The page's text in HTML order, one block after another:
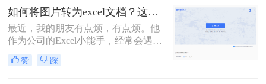
格却有些棘手。转换后的效果惨不忍
睹，还要一行一行进行数据核对，还
不如手动输入。今天给各位小伙伴分
享怎么把图片转成excel文档格式？操
作起来很快捷方便，只需几个步骤即
可实现免费图片转表格的功能。
如何将图片转为excel文档？这个方法赶紧收藏下来
最近，我的朋友有点烦，有点烦。他
作为公司的Excel小能手，经常会遇到
同事发Excel表过来咨询的情况。他们
的口头禅通常都是：“大神，大神，
赞 踩